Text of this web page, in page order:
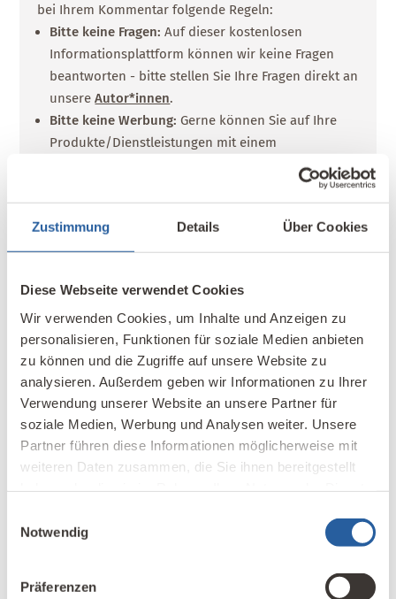
Zustimmung Details Über Cookies
Diese Webseite verwendet Cookies
Wir verwenden Cookies, um Inhalte und Anzeigen zu
personalisieren, Funktionen für soziale Medien anbieten
zu können und die Zugriffe auf unsere Website zu
analysieren. Außerdem geben wir Informationen zu Ihrer
Verwendung unserer Website an unsere Partner für
soziale Medien, Werbung und Analysen weiter. Unsere
Partner führen diese Informationen möglicherweise mit
weiteren Daten zusammen, die Sie ihnen bereitgestellt
Notwendig
Präferenzen
bei Ihrem Kommentar folgende Regeln:
Bitte keine Fragen: Auf dieser kostenlosen
Informationsplattform können wir keine Fragen
beantworten - bitte stellen Sie Ihre Fragen direkt an
unsereAutor*innen.
Bitte keine Werbung: Gerne können Sie auf Ihre
Produkte/Dienstleistungen mit einem
Deine E-Mail-Adresse wird nicht veröffentlicht.
Erforderliche Felder sind mit*markiert
Ihr Kommentar - bitte berücksichtigen Sie unsere